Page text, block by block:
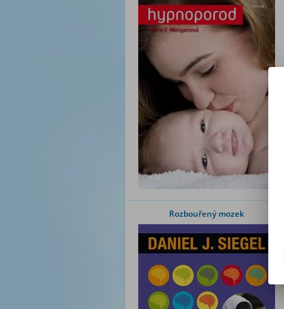
Rozbouřený mozek